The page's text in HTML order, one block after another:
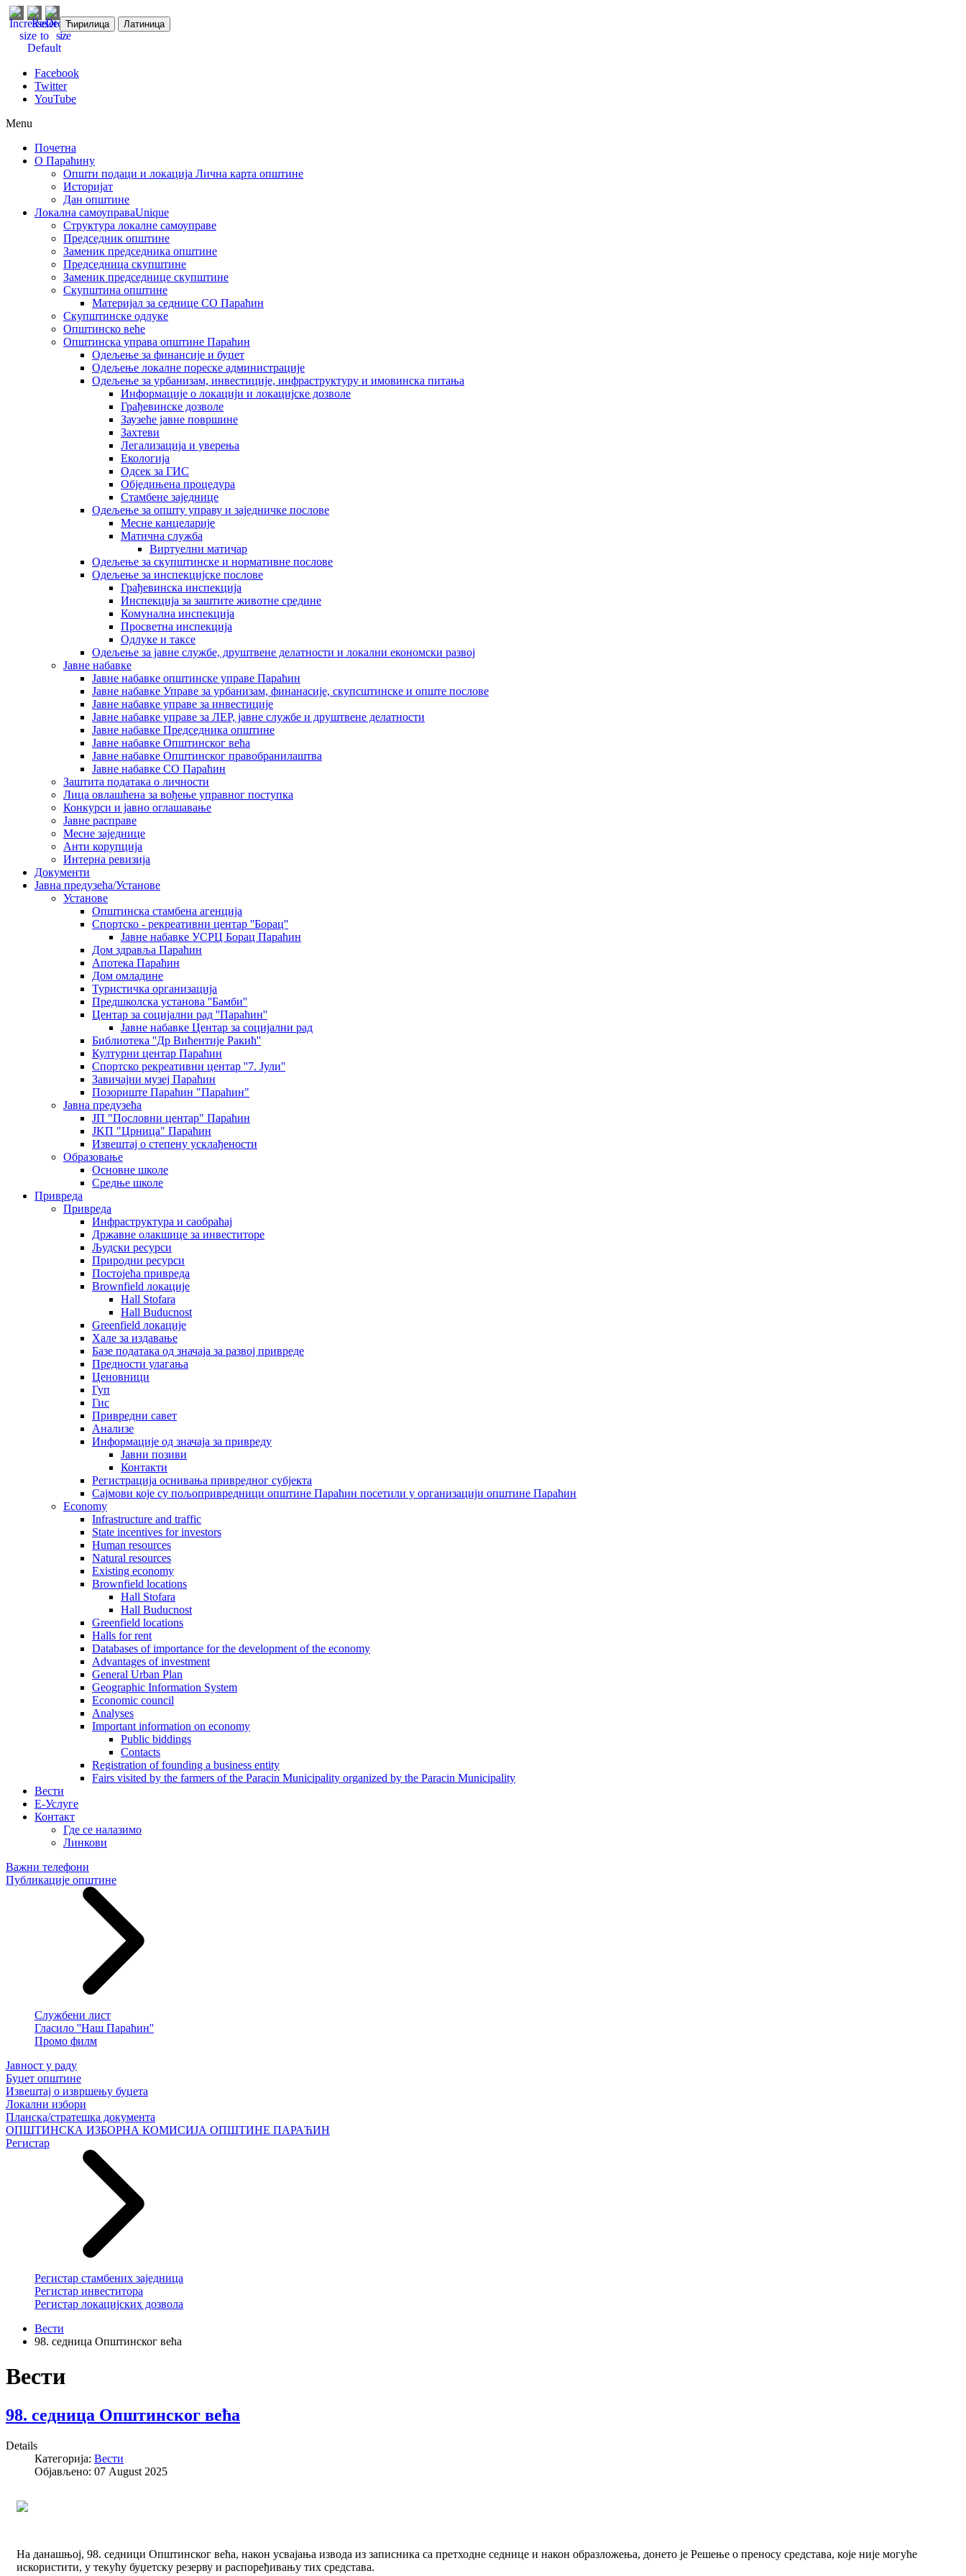
Ћирилица Латиница
Facebook
Twitter
YouTube
Menu
Почетна
О Параћину
Општи подаци и локација Лична карта општине
Историјат
Дан општине
Локална самоуправаUnique
Структура локалне самоуправе
Председник општине
Заменик председника општине
Председница скупштине
Заменик председнице скупштине
Скупштина општине
Материјал за седнице СО Параћин
Скупштинске одлуке
Општинско веће
Општинска управа општине Параћин
Одељење за финансије и буџет
Одељење локалне пореске администрације
Одељење за урбанизам, инвестиције, инфраструктуру и имовинска питања
Информације о локацији и локацијске дозволе
Грађевинске дозволе
Заузеће јавне површине
Захтеви
Легализација и уверења
Екологија
Одсек за ГИС
Обједињена процедура
Стамбене заједнице
Oдељење за општу управу и заједничке послове
Месне канцеларије
Матична служба
Виртуелни матичар
Одељење за скупштинске и нормативне послове
Одељење за инспекцијске послове
Грађевинска инспекција
Инспекција за заштите животне средине
Комунална инспекција
Просветна инспекција
Одлуке и таксе
Одељење за јавне службе, друштвене делатности и локални економски развој
Јавне набавке
Јавне набавке општинске управе Параћин
Јавне набавке Управе за урбанизам, финанасије, скупсштинске и опште послове
Јавне набавке управе за инвестиције
Јавне набавке управе за ЛЕР, јавне службе и друштвене делатности
Јавне набавке Председника општине
Јавне набавке Општинског већа
Јавне набавке Општинског правобранилаштва
Јавне набавке СО Параћин
Заштита података о личности
Лица овлашћена за вођење управног поступка
Конкурси и јавно оглашавање
Јавне расправе
Месне заједнице
Анти корупција
Интерна ревизија
Документи
Јавна предузећа/Установе
Установе
Општинскa стамбенa агенцијa
Спортско - рекреативни центар ''Борац''
Јавне набавке УСРЦ Борац Параћин
Дом здравља Параћин
Апотека Параћин
Дом омладине
Туристичка организација
Предшколска установа ''Бамби''
Центар за социјални рад ''Параћин''
Јавне набавке Центар за социјални рад
Библиотека ''Др Вићентије Ракић''
Културни центар Параћин
Спортско рекреативни центар ''7. Јули''
Завичајни музеј Параћин
Позориште Параћин "Параћин"
Јавна предузећа
ЈП "Пословни центар" Параћин
ЈKП "Црница" Параћин
Извештај о степену усклађености
Образовање
Основне школе
Средње школе
Привреда
Привреда
Инфраструктура и саобраћај
Државне олакшице за инвеститоре
Људски ресурси
Природни ресурси
Постојећа привреда
Brownfield локације
Hall Stofara
Hall Buducnost
Greenfield локације
Хале за издавање
Базе података од значаја за развој привреде
Предности улагања
Ценовници
Гуп
Гис
Привредни савет
Aнализе
Информације од значаја за привреду
Јавни позиви
Контакти
Регистрација оснивања привредног субјекта
Сајмови које су пољопривредници општине Параћин посетили у организацији општине Параћин
Economy
Infrastructure and traffic
State incentives for investors
Human resources
Natural resources
Existing economy
Brownfield locations
Hall Stofara
Hall Buducnost
Greenfield locations
Halls for rent
Databases of importance for the development of the economy
Advantages of investment
General Urban Plan
Geographic Information System
Еconomic council
Analyses
Important information on economy
Public biddings
Contacts
Registration of founding a business entity
Fairs visited by the farmers of the Paracin Municipality organized by the Paracin Municipality
Вести
E-Услуге
Контакт
Где се налазимо
Линкови
Важни телефони
Публикације општине
Службени лист
Гласило ''Наш Параћин''
Промо филм
Јавност у раду
Буџет општине
Извештај о извршењу буџета
Локални избори
Планска/стратешка документа
ОПШТИНСКА ИЗБОРНА КОМИСИЈА ОПШТИНЕ ПАРАЋИН
Регистар
Регистар стамбених заједница
Регистар инвеститора
Регистар локацијских дозвола
Вести
98. седница Општинског већа
Вести
98. седница Општинског већа
Details
Категорија: Вести
Објављено: 07 August 2025
На данашњој, 98. седници Општинског већа, након усвајања извода из записника са претходне седнице и након образложења, донето је Решење о преносу средстава, које није могуће
искористити, у текућу буџетску резерву и распоређивању тих средстава.